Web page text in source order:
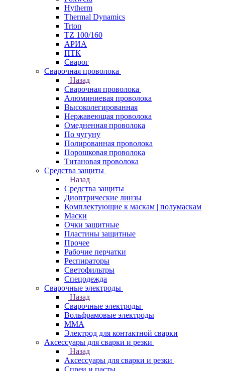
Hytherm
Thermal Dynamics
Trton
TZ 100/160
АРИА
ПТК
Сварог
Сварочная проволока
Назад
Сварочная проволока
Алюминиевая проволока
Высоколегированная
Нержавеющая проволока
Омедненная проволока
По чугуну
Полированная проволока
Порошковая проволока
Титановая проволока
Средства защиты
Назад
Средства защиты
Диоптрические линзы
Комплектующие к маскам | полумаскам
Маски
Очки защитные
Пластины защитные
Прочее
Рабочие перчатки
Респираторы
Светофильтры
Спецодежда
Сварочные электроды
Назад
Сварочные электроды
Вольфрамовые электроды
ММА
Электрод для контактной сварки
Аксессуары для сварки и резки
Назад
Аксессуары для сварки и резки
Спреи и пасты